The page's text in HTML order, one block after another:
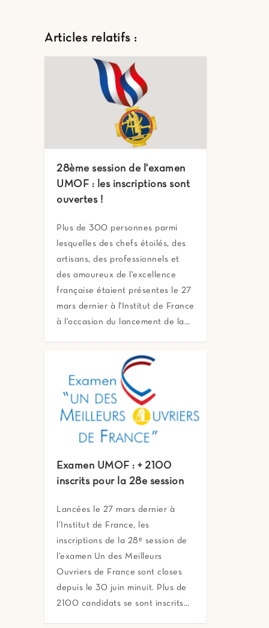
Articles relatifs :
28ème session de l'examen
UMOF : les inscriptions sont
ouvertes !
Plus de 300 personnes parmi
lesquelles des chefs étoilés, des
artisans, des professionnels et
des amoureux de l'excellence
française étaient présentes le 27
mars dernier à l'Institut de France
à l'occasion du lancement de la…
Examen UMOF : + 2100
inscrits pour la 28e session
Lancées le 27 mars dernier à
l’Institut de France, les
inscriptions de la 28ᵉ session de
l’examen Un des Meilleurs
Ouvriers de France sont closes
depuis le 30 juin minuit. Plus de
2100 candidats se sont inscrits…